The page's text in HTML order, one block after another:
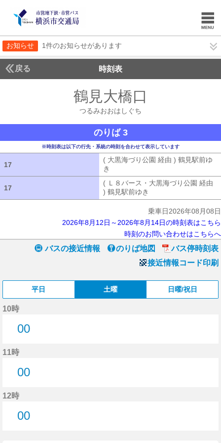
お知らせ 1件のお知らせがあります
戻る 時刻表
鶴見大橋口
つるみおおはしぐち
のりば 3
※時刻表は以下の行先・系統の時刻を合わせて表示しています
17
( 大黒海づり公園 経由 ) 鶴見駅前ゆ
き
17
( Ｌ８バース・大黒海づり公園 経由
) 鶴見駅前ゆき
乗車日2026年08月08日
2026年8月12日～2026年8月14日の時刻表はこちら
時刻のお問い合わせはこちらへ
バスの接近情報 のりば地図
バス停時刻表
接近情報コード印刷
平日 土曜 日曜/祝日
10時
00
11時
00
12時
00